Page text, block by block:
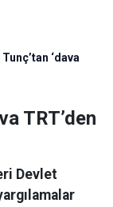
‘dava
TRT’den
Devlet